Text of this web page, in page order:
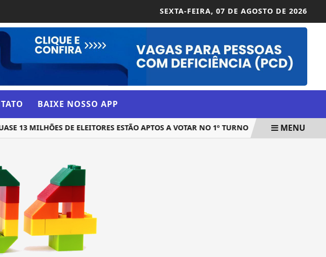
SEXTA-FEIRA, 07 DE AGOSTO DE 2026
BAIXE NOSSO APP
13 MILHÕES DE ELEITORES ESTÃO APTOS A VOTAR NO 1º TURNO FEDERAÇÃO
MENU